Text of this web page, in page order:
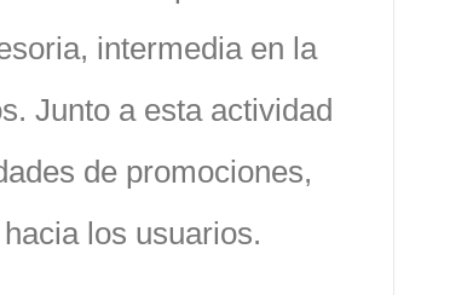
intermedia en la
Junto a esta actividad
de promociones,
los usuarios.